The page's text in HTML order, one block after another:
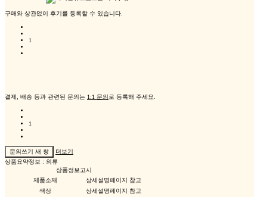
구매와 상관없이 후기를 등록할 수 있습니다.
1
결제, 배송 등과 관련된 문의는 1:1 문의로 등록해 주세요.
1
문의쓰기 새 창
더보기
상품요약정보 : 의류
상품정보고시
제품소재
상세설명페이지 참고
색상
상세설명페이지 참고